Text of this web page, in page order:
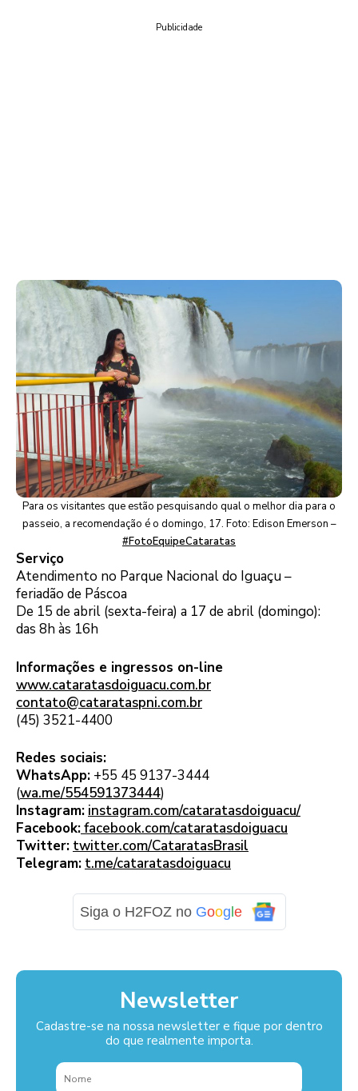
Publicidade
Para os visitantes que estão pesquisando qual o melhor dia para o
passeio, a recomendação é o domingo, 17. Foto: Edison Emerson –
#FotoEquipeCataratas
Serviço
Atendimento no Parque Nacional do Iguaçu –
feriadão de Páscoa
De 15 de abril (sexta-feira) a 17 de abril (domingo):
das 8h às 16h
Informações e ingressos on-line
www.cataratasdoiguacu.com.br
contato@catarataspni.com.br
(45) 3521-4400
Redes sociais:
WhatsApp: +55 45 9137-3444
(wa.me/554591373444)
Instagram: instagram.com/cataratasdoiguacu/
Facebook:facebook.com/cataratasdoiguacu
Twitter: twitter.com/CataratasBrasil
Telegram: t.me/cataratasdoiguacu
Siga o H2FOZ no Google
Newsletter
Cadastre-se na nossa newsletter e fique por dentro
do que realmente importa.